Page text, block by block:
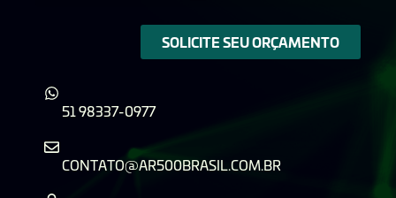
SOLICITE SEU ORÇAMENTO
51 98337-0977
CONTATO@AR500BRASIL.COM.BR